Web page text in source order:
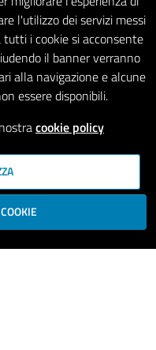
l'utilizzo dei servizi messi
tutti i cookie si acconsente
il banner verranno
alla navigazione e alcune
essere disponibili.
cookie policy